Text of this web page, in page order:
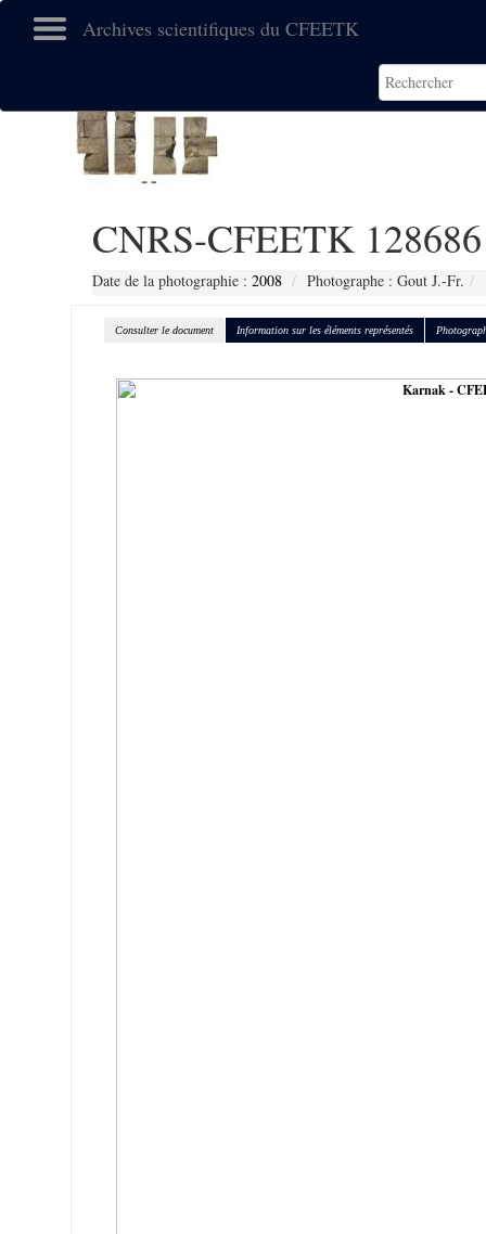
Archives scientifiques du CFEETK
CNRS-CFEETK 128686
Date de la photographie : 2008 Photographe : Gout J.-Fr.
Consulter le document Information sur les éléments représentés